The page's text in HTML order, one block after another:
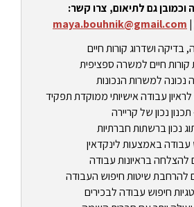
וכמובן גם לתיאום, צרו קשר:
|
maya.bouhnik@gmail.com
בדיקה ושדרוג קורות חיים
חיים למשרה ספציפית
נכונה למשרות הנכונות
עבודה אישיותי ממוקדת תפקיד
נכון של קריירה
נכון ברשתות חברתיות
עבודה באמצעות לינקדאין
להצלחה בראיונות עבודה
להרחבת שיטות חיפוש העבודה
חיפוש עבודה לבכירים